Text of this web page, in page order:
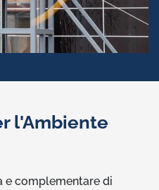
l'Ambiente
e complementare di